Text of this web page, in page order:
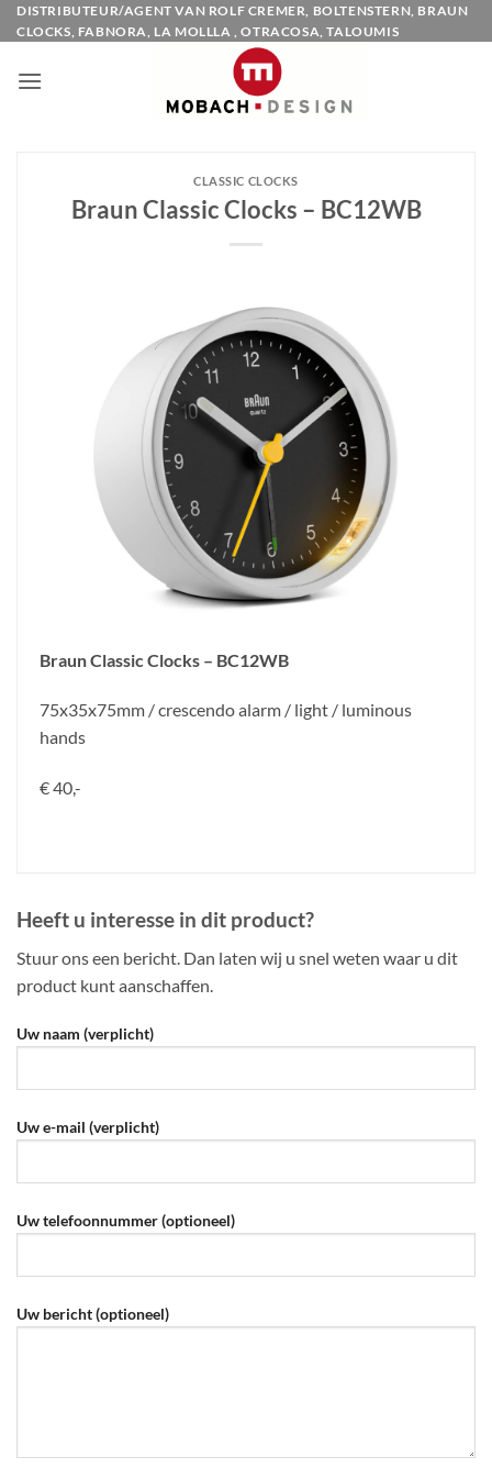
Ga
naar
DISTRIBUTEUR/AGENT VAN ROLF CREMER, BOLTENSTERN, BRAUN
CLOCKS, FABNORA, LA MOLLLA , OTRACOSA, TALOUMIS
CLASSIC CLOCKS
Braun Classic Clocks – BC12WB
Braun Classic Clocks – BC12WB
75x35x75mm / crescendo alarm / light / luminous
hands
€ 40,-
Heeft u interesse in dit product?
Stuur ons een bericht. Dan laten wij u snel weten waar u dit
product kunt aanschaffen.
Uw naam (verplicht)
Uw e-mail (verplicht)
Uw telefoonnummer (optioneel)
Gelieve dit veld leeg te laten.
Uw bericht (optioneel)